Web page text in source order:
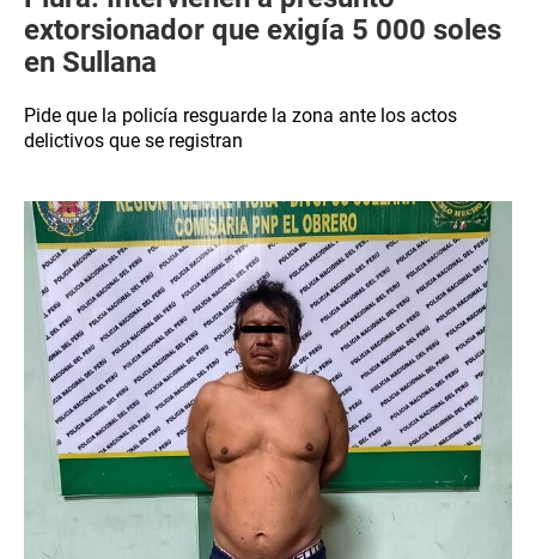
extorsionador que exigía 5 000 soles
en Sullana
Pide que la policía resguarde la zona ante los actos
delictivos que se registran